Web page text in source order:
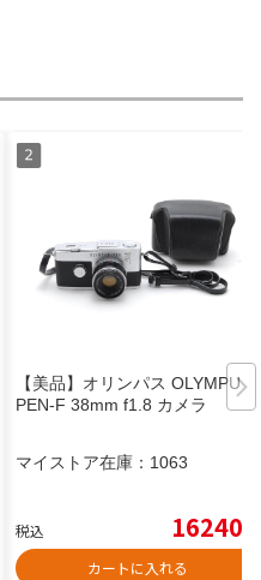
【美品】オリンパス OLYMPUS
PEN-F 38mm f1.8 カメラ
マイストア在庫： 1063
税込 16240
カートに入れる